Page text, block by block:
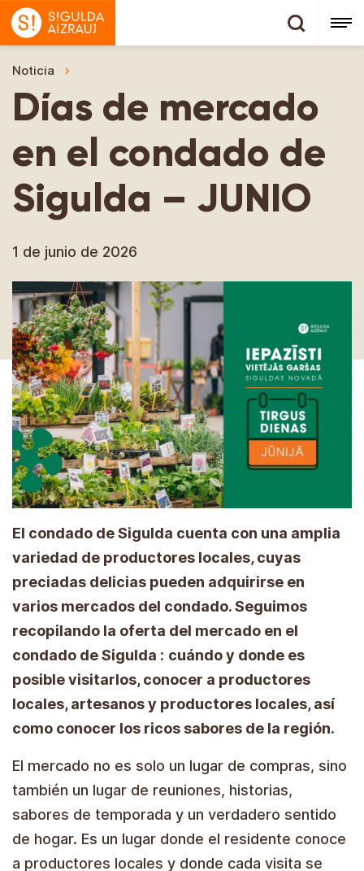
Noticia
Días de mercado
en el condado de
Sigulda – JUNIO
1 de junio de 2026
El condado de Sigulda cuenta con una amplia
variedad de productores locales, cuyas
preciadas delicias pueden adquirirse en
varios mercados del condado. Seguimos
recopilando la oferta del mercado en el
condado de Sigulda : cuándo y donde es
posible visitarlos, conocer a productores
locales, artesanos y productores locales, así
como conocer los ricos sabores de la región.
El mercado no es solo un lugar de compras, sino
también un lugar de reuniones, historias,
sabores de temporada y un verdadero sentido
de hogar. Es un lugar donde el residente conoce
a productores locales y donde cada visita se